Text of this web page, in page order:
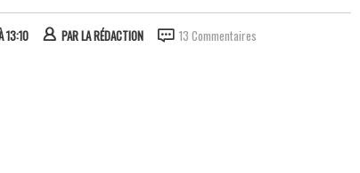
13:10 PARLA RÉDACTION 13 Commentaires